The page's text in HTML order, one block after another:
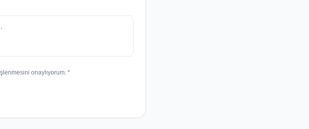
onaylıyorum. *